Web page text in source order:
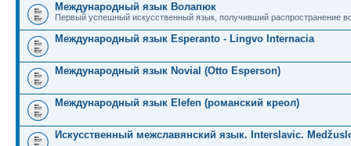
Международный язык Волапюк
Первый успешный искусственный язык, получивший распространение
Международный язык Esperanto - Lingvo Internacia
Международный язык Novial (Otto Esperson)
Международный язык Elefen (романский креол)
Искусственный межславянский язык. Interslavic.